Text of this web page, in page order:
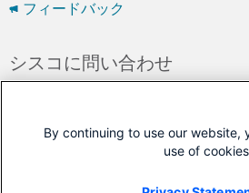
フィードバック
シスコに問い合わせ
シスコ サービス契約 が必要です。)
By continuing to use our website,
use of